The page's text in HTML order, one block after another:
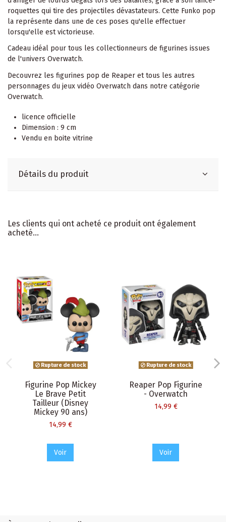
roquettes qui tire des projectiles dévastateurs. Cette Funko pop
la représente dans une de ces poses qu'elle effectuer
lorsqu'elle est victorieuse.
Cadeau idéal pour tous les collectionneurs de figurines issues
de l'univers Overwatch.
Decouvrez les figurines pop de Reaper et tous les autres
personnages du jeux vidéo Overwatch dans notre catégorie
Overwatch.
licence officielle
Dimension : 9 cm
Vendu en boite vitrine
Détails du produit
Les clients qui ont acheté ce produit ont également
acheté...
Rupture de stock
Figurine Pop Mickey
Le Brave Petit
Tailleur (Disney
Mickey 90 ans)
14,99 €
Voir
Rupture de stock
Reaper Pop Figurine
- Overwatch
14,99 €
Voir